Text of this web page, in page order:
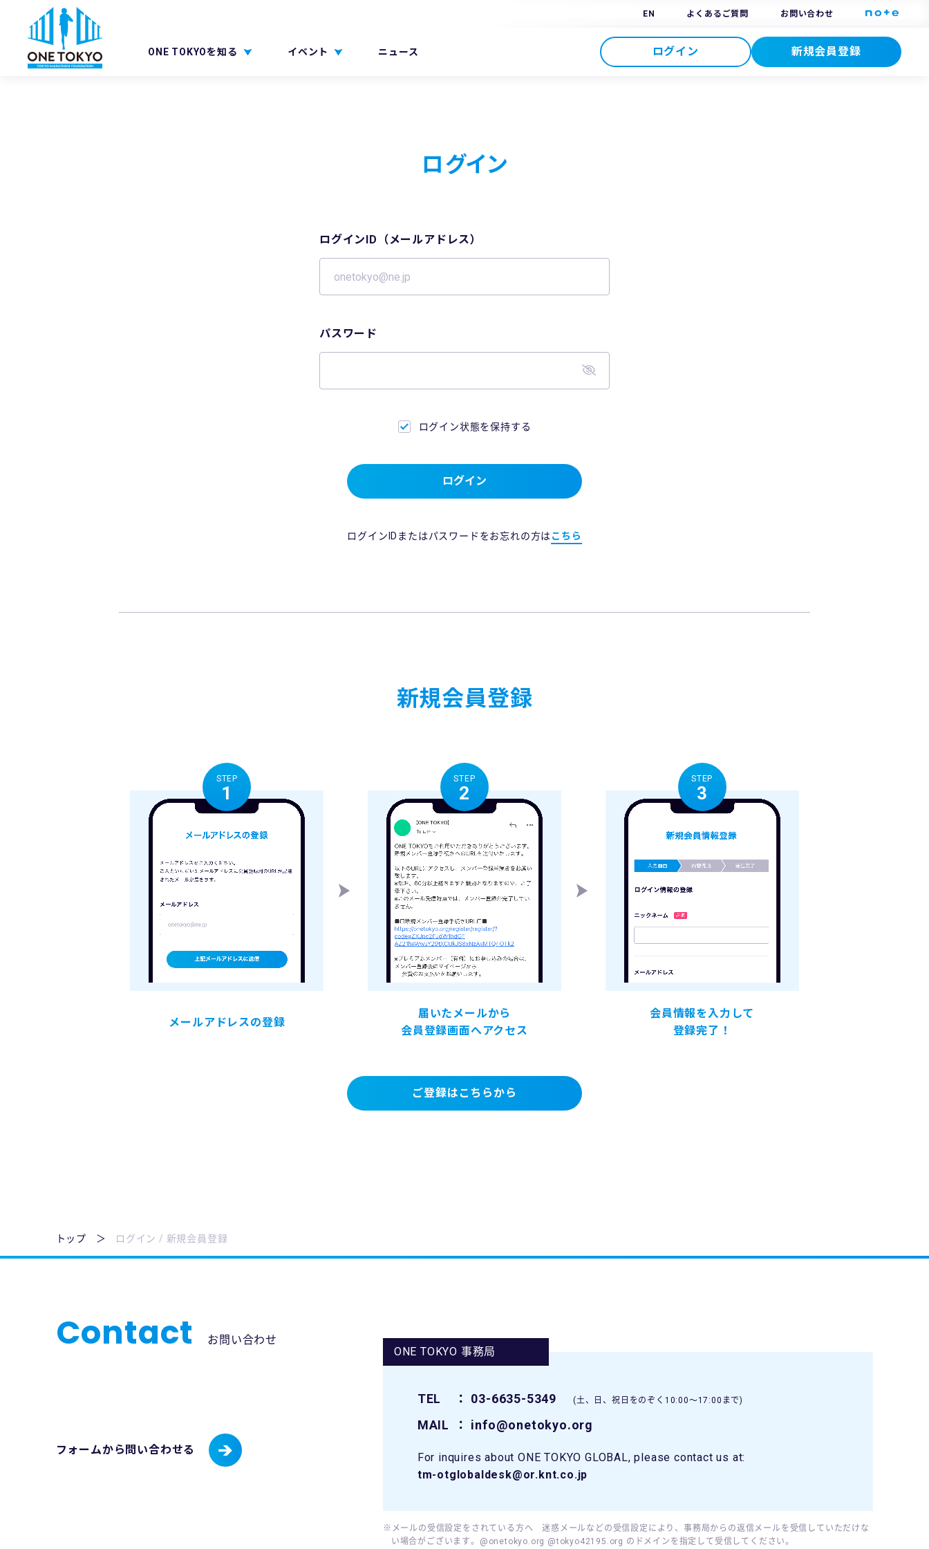
EN よくあるご質問 お問い合わせ
ONE TOKYOを知る イベント ニュース ログイン 新規会員登録
ログイン
ログインID（メールアドレス）
パスワード
ログイン状態を保持する
ログイン
ログインIDまたはパスワードをお忘れの方は こちら
新規会員登録
STEP
1
メールアドレスの登録
STEP
2
届いたメールから
会員登録画面へアクセス
STEP
3
会員情報を入力して
登録完了！
ご登録はこちらから
トップ ログイン / 新規会員登録
Contact お問い合わせ
フォームから問い合わせる
ONE TOKYO 事務局
TEL ： 03-6635-5349 (土、日、祝日をのぞく10:00〜17:00まで)
MAIL ： info@onetokyo.org
For inquires about ONE TOKYO GLOBAL, please contact us at:
tm-otglobaldesk@or.knt.co.jp
※メールの受信設定をされている方へ 迷惑メールなどの受信設定により、事務局からの返信メールを受信していただけな
い場合がございます。@onetokyo.org @tokyo42195.org のドメインを指定して受信してください。